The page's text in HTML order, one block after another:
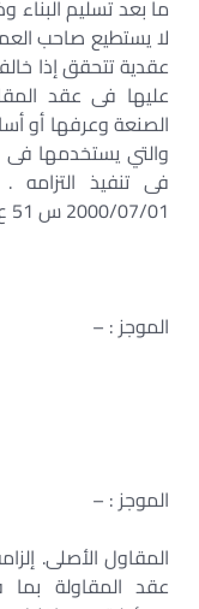
ما بعد تسليم البناء
لا يستطيع صاحب
عقدية تتحقق إذا
عليها فى عقد
الصنعة وعرفها أو
والتي يستخدمها فى
2000/07/01 س 51 ع 2 ص 879 ق 166)
الموجز : –
الموجز : –
المقاول الأصلى.
عقد المقاولة